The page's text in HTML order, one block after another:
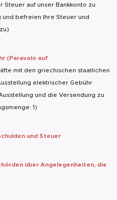
Steuer auf unser Bankkonto zu
befreien Ihre Steuer und
(Paravolo auf
mit den griechischen staatlichen
elektrischer Gebühr
und die Versendung zu
1)
und Steuer
über Angelegenheiten, die